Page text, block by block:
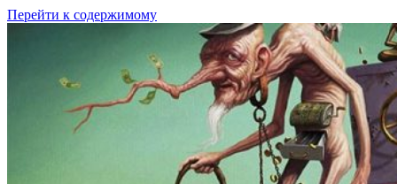
Перейти к содержимому